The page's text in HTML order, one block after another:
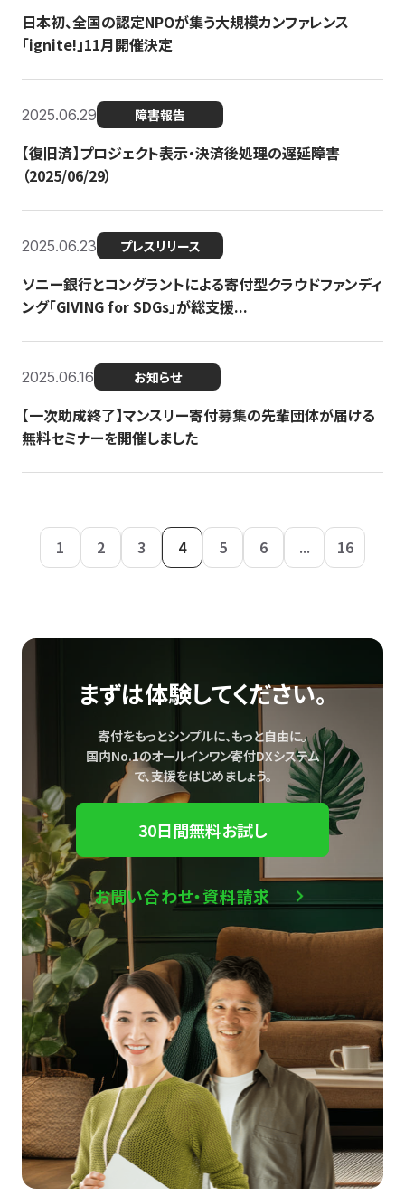
日本初、全国の認定NPOが集う大規模カンファレンス
「ignite!」11月開催決定
2025.06.29 障害報告
【復旧済】プロジェクト表示・決済後処理の遅延障害
（2025/06/29）
2025.06.23 プレスリリース
ソニー銀行とコングラントによる寄付型クラウドファンディ
ング「GIVING for SDGs」が総支援...
2025.06.16 お知らせ
【一次助成終了】マンスリー寄付募集の先輩団体が届ける
無料セミナーを開催しました
1 2 3 4 5 6 ... 16
まずは体験してください。
寄付をもっとシンプルに、もっと自由に。
国内No.1のオールインワン寄付DXシステム
で、支援をはじめましょう。
30日間無料お試し
お問い合わせ・資料請求